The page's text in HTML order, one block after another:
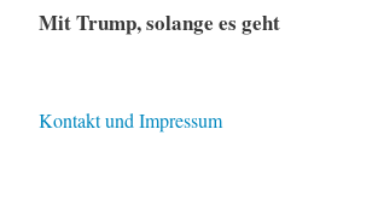
Mit Trump, solange es geht
Kontakt und Impressum